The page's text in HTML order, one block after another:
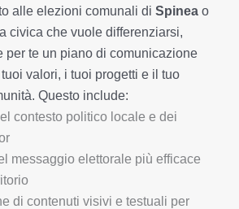
alle elezioni comunali di Spinea o
civica che vuole differenziarsi,
per te un piano di comunicazione
valori, i tuoi progetti e il tuo
Questo include:
contesto politico locale e dei
messaggio elettorale più efficace
di contenuti visivi e testuali per